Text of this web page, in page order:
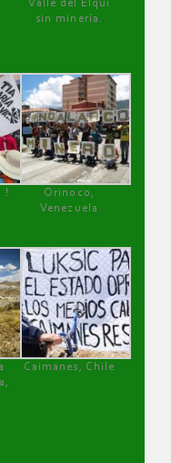
Valle del Elqui
sin minería.
!
Orinoco,
Venezuela
Caimanes, Chile